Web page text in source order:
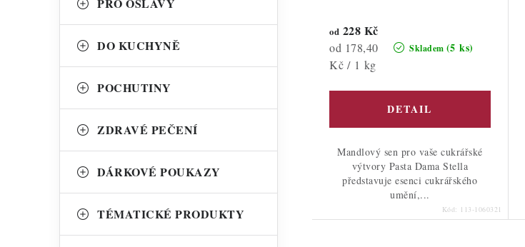
DO KUCHYNĚ
POCHUTINY
ZDRAVÉ PEČENÍ
DÁRKOVÉ POUKAZY
TÉMATICKÉ PRODUKTY
ů
Skladem (5 ks)
od 228 Kč
Měrná
cena:
od 178,40
Kč / 1 kg
Mandlový sen pro vaše cukrářské
výtvory Pasta Dama Stella
představuje esenci cukrářského
umění,...
Kód: 113-1060321